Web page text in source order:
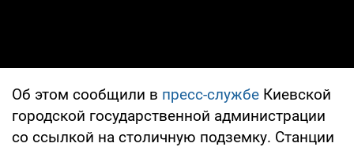
Об этом сообщили в пресс-службе Киевской
городской государственной администрации
со ссылкой на столичную подземку. Станции